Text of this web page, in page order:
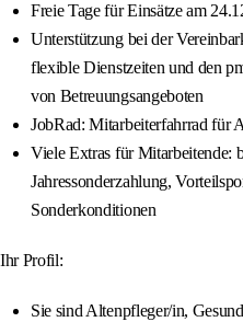
Freie Tage für Einsätze am
Unterstützung bei der
flexible Dienstzeiten und den
von Betreuungsangeboten
JobRad: Mitarbeiterfahrrad für
Viele Extras für Mitarbeitende:
Jahressonderzahlung,
Sonderkonditionen
Ihr Profil:
Sie sind Altenpfleger/in,